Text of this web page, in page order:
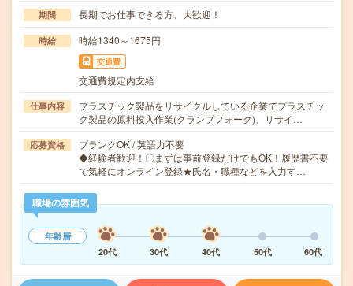
期間 長期でお仕事できる方、大歓迎！
時給 時給1340～1675円
交通費
交通費規定内支給
仕事内容
プラスチック製品をリサイクルしている企業でプラスチッ
ク製品の原料投入作業(クランプフォーク)、リサイ…
応募資格
ブランクOK / 英語力不要
◆経験者歓迎！〇まずは事前登録だけでもOK！履歴書不要
で気軽にオンライン登録★氏名・職種などを入力す…
職場の雰囲気
年齢層
20代
30代 40代 50代 60代